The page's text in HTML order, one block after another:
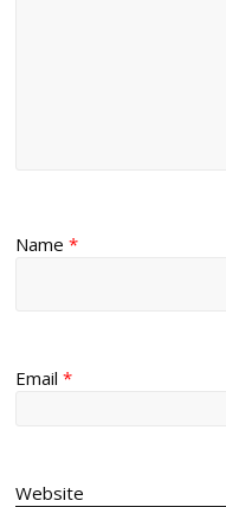
Name*
Email*
Website